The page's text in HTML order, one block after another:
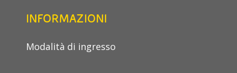
INFORMAZIONI
Modalità di ingresso